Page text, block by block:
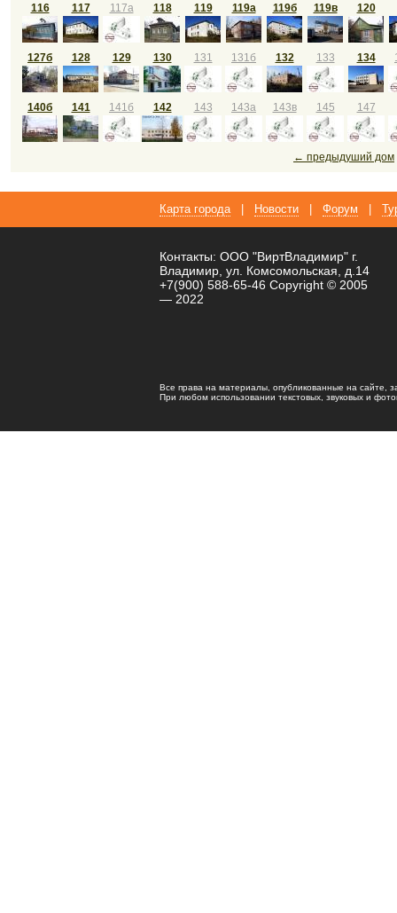
116 117 117а 118 119 119а 119б 119в 120
127б 128 129 130 131 131б 132 133 134
140б 141 141б 142 143 143а 143в 145 147
← предыдуший дом
Карта города Новости Форум
Контакты: ООО "ВиртВладимир" г.
Владимир, ул. Комсомольская, д.14
+7(900) 588-65-46 Copyright © 2005
— 2022
Все права на материалы, опубликованные на сайте,
При любом использовании текстовых, звуковых и